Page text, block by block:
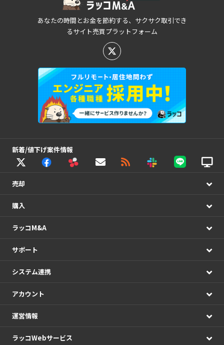
あなたの時間とお金を節約する、サクサク取引でき
るサイト売買プラットフォーム
新着/値下げ案件情報
売却
購入
ラッコM&A
サポート
システム連携
アカウント
運営情報
ラッコWebサービス